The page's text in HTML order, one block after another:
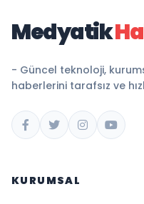
Medyatik
- Güncel teknoloji,
haberlerini tarafsız ve
KURUMSAL